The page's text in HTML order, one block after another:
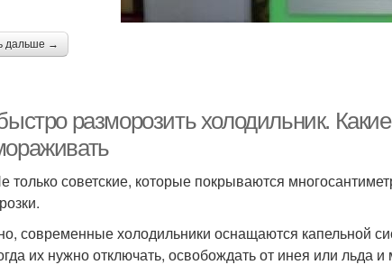
дальше →
разморозить холодильник.
только советские, которые покрываются
современные холодильники оснащаются капельной
их нужно отключать, освобождать от инея или льда и